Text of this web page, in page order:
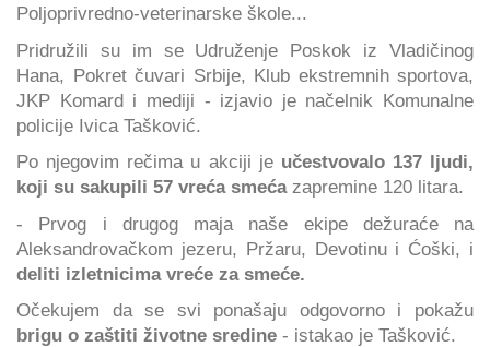
Poljoprivredno-veterinarske škole...
Pridružili su im se Udruženje Poskok iz Vladičinog
Hana, Pokret čuvari Srbije, Klub ekstremnih sportova,
JKP Komard i mediji - izjavio je načelnik Komunalne
policije Ivica Tašković.
Po njegovim rečima u akciji je učestvovalo 137 ljudi,
koji su sakupili 57 vreća smećazapremine 120 litara.
- Prvog i drugog maja naše ekipe dežuraće na
Aleksandrovačkom jezeru, Pržaru, Devotinu i Ćoški, i
deliti izletnicima vreće za smeće.
Očekujem da se svi ponašaju odgovorno i pokažu
brigu o zaštiti životne sredine - istakao je Tašković.